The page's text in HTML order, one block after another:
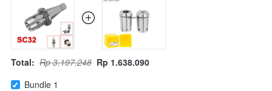
Total: Rp 3.197.248 Rp 1.638.090
Bundle 1